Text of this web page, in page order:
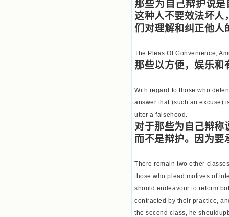
那些为自己辩护说是
这种人不要效法坏人
们对理解和纠正他人
The Pleas Of Convenience,
那些以方便，娱乐和
With regard to those who
answer that (such an excuse)
utter a falsehood.
对于那些为自己辩称
而不是辩护。因为要
There remain two other
those who plead motives of
should endeavour to reform
contracted by their practice,
the second class, he